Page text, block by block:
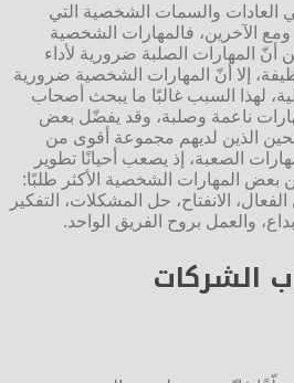
العادات والسمات الشخصية التي
الآخرين، فالمهارات الشخصية
أنّ المهارات الصلبة ضرورية لأداء
إلا أنّ المهارات الشخصية ضرورية
لهذا السبب غالبًا ما يبحث أصحاب
ناعمة وصلبة، وقد يفضّل بعض
الذين لديهم مجموعة أقوى من
الصعبة، إذ يصعب أحيانًا تطوير
بعض المهارات الشخصية الأكثر طلبًا:
الفعال، الانفتاح، حل المشكلات، التفكير
والعمل بروح الفريق الواحد.
الشركات